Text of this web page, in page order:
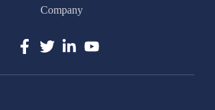
Company